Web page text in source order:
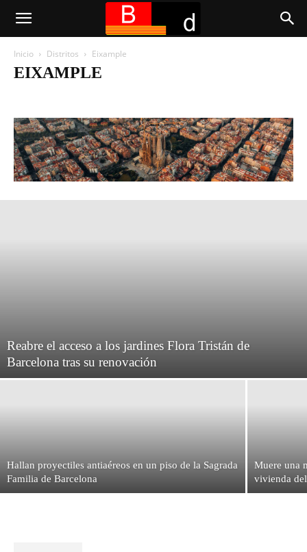
Inicio Distritos Eixample
EIXAMPLE
Reabre el acceso a los jardines Flora Tristán de
Barcelona tras su renovación
Hallan proyectiles antiaéreos en un piso de la Sagrada
Familia de Barcelona
Muere una
vivienda